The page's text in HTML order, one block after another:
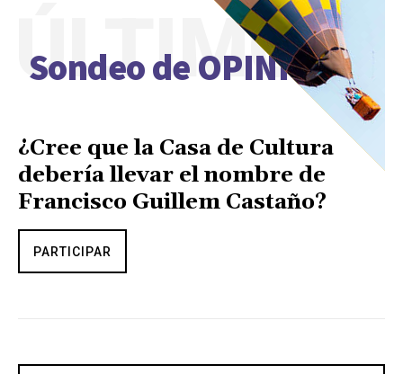
Sondeo de OPINIÓN
ÚLTIMO
¿Cree que la Casa de Cultura
debería llevar el nombre de
Francisco Guillem Castaño?
PARTICIPAR